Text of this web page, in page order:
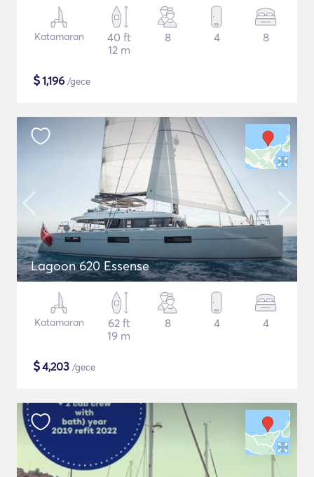
Katamaran
40 ft
12 m
8 4 8
$1,196 /gece
Lagoon 620 Essense
Katamaran
62 ft
19 m
8 4 4
$4,203 /gece